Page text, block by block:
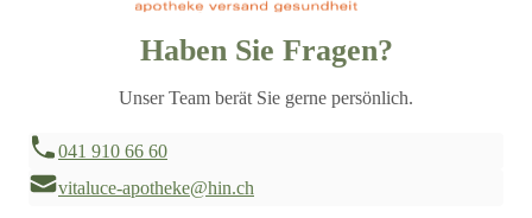
Haben Sie Fragen?
Unser Team berät Sie gerne persönlich.
041 910 66 60
vitaluce-apotheke@hin.ch